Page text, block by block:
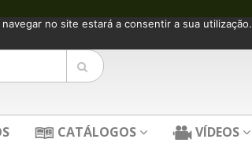
CATÁLOGOS VÍDEOS
no site estará a consentir a sua utilização.